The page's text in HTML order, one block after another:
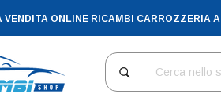
VENDITA ONLINE RICAMBI CARROZZERIA
Cerca